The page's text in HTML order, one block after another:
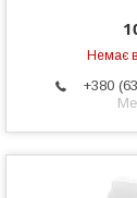
Немає в
+380